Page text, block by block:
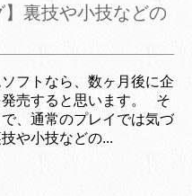
】裏技や小技などの
フトなら、数ヶ月後に企
売すると思います。 そ
、通常のプレイでは気づ
や小技などの...